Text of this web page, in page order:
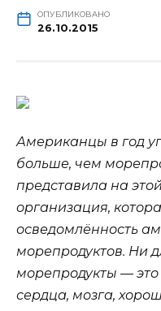
ОПУБЛИКОВАНО
26.10.2015
Американцы в год
больше, чем
представила на
организация,
осведомлённость
морепродуктов. Ни
морепродукты —
сердца, мозга,